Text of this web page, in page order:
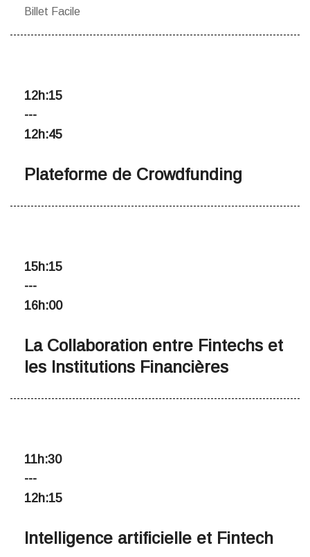
Billet Facile
12h:15
---
12h:45
Plateforme de Crowdfunding
15h:15
---
16h:00
La Collaboration entre Fintechs et
les Institutions Financières
11h:30
---
12h:15
Intelligence artificielle et Fintech